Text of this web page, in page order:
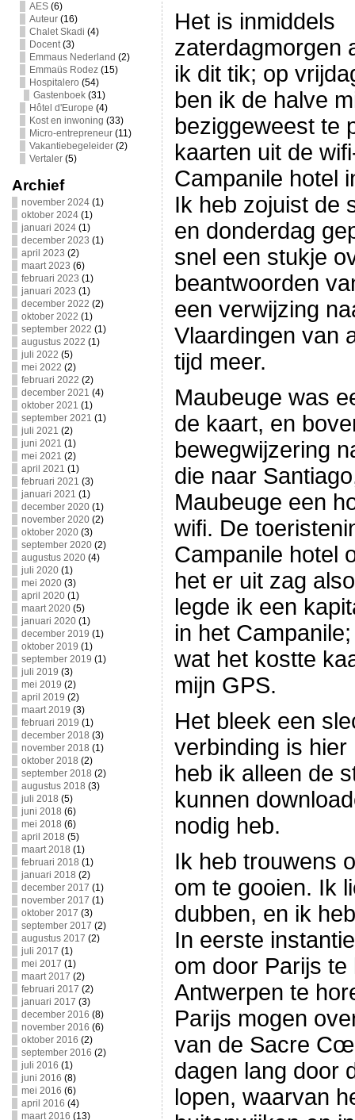
AES(6)
Auteur(16)
Chalet Skadi (4)
Docent(3)
Emmaus Nederland (2)
Emmaüs Rodez(15)
Hospitalero (54)
Gastenboek(31)
Hôtel d'Europe (4)
Kost en inwoning (33)
Micro-entrepreneur(11)
Vakantiebegeleider(2)
Vertaler(5)
Archief
november 2024(1)
oktober 2024(1)
januari 2024(1)
december 2023 (1)
april 2023 (2)
maart 2023 (6)
februari 2023 (1)
januari 2023 (1)
december 2022 (2)
oktober 2022 (1)
september 2022 (1)
augustus 2022 (1)
juli 2022 (5)
mei 2022 (2)
februari 2022 (2)
december 2021 (4)
oktober 2021 (1)
september 2021 (1)
juli 2021 (2)
juni 2021 (1)
mei 2021 (2)
april 2021 (1)
februari 2021 (3)
januari 2021 (1)
december 2020(1)
november 2020(2)
oktober 2020(3)
september 2020(2)
augustus 2020(4)
juli 2020(1)
mei 2020(3)
april 2020(1)
maart 2020(5)
januari 2020(1)
december 2019 (1)
oktober 2019 (1)
september 2019 (1)
juli 2019 (3)
mei 2019 (2)
april 2019 (2)
maart 2019 (3)
februari 2019 (1)
december 2018 (3)
november 2018 (1)
oktober 2018 (2)
september 2018 (2)
augustus 2018 (3)
juli 2018 (5)
juni 2018 (6)
mei 2018 (6)
april 2018 (5)
maart 2018 (1)
februari 2018 (1)
januari 2018 (2)
december 2017 (1)
november 2017 (1)
oktober 2017 (3)
september 2017 (2)
augustus 2017 (2)
juli 2017 (1)
mei 2017 (1)
maart 2017 (2)
februari 2017 (2)
januari 2017 (3)
december 2016 (8)
november 2016 (6)
oktober 2016 (2)
september 2016 (2)
juli 2016 (1)
juni 2016 (8)
mei 2016 (6)
april 2016 (4)
maart 2016 (13)
Het is inmiddels
zaterdagmorgen
ik dit tik; op
ben ik de halve
beziggeweest te
kaarten uit de
Campanile hotel
Ik heb zojuist de
en donderdag
snel een stukje
beantwoorden
een verwijzing
Vlaardingen van
tijd meer.
Maubeuge was
de kaart, en
bewegwijzering
die naar
Maubeuge een
wifi. De
Campanile hotel
het er uit zag
legde ik een
in het
wat het kostte
mijn GPS.
Het bleek een
verbinding is
heb ik alleen de
kunnen
nodig heb.
Ik heb trouwens
om te gooien. Ik
dubben, en ik
In eerste
om door Parijs
Antwerpen te
Parijs mogen
van de Sacre
dagen lang door
lopen, waarvan